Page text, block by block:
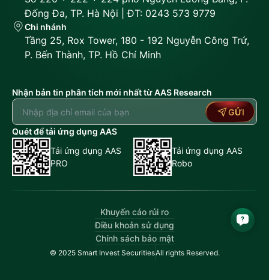
Đống Đa, TP. Hà Nội | ĐT: 0243 573 9779
Chi nhánh
Tầng 25, Rox Tower, 180 - 192 Nguyễn Công Trứ,
P. Bến Thành, TP. Hồ Chí Minh
Nhận bản tin phân tích mới nhất từ AAS Research
GỬI
Quét để tải ứng dụng AAS
Tải ứng dụng AAS
PRO
Tải ứng dụng AAS
Robo
Khuyến cáo rủi ro
Điều khoản sử dụng
Chính sách bảo mật
© 2025 Smart Invest SecuritiesAll rights Reserved.